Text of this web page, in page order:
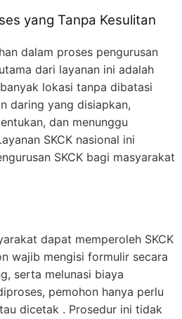
yang Tanpa Kesulitan
dalam proses pengurusan
dari layanan ini adalah
lokasi tanpa dibatasi
daring yang disiapkan,
dan menunggu
SKCK nasional ini
SKCK bagi masyarakat
dapat memperoleh SKCK
wajib mengisi formulir secara
serta melunasi biaya
pemohon hanya perlu
dicetak . Prosedur ini tidak